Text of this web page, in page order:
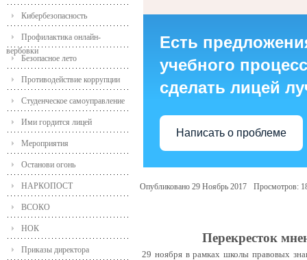
Кибербезопасность
Профилактика онлайн-
вербовки
Безопасное лето
Противодействие коррупции
Студенческое самоуправление
Ими гордится лицей
Мероприятия
Останови огонь
НАРКОПОСТ
ВСОКО
НОК
Приказы директора
Есть
учебного
сделать лицей
Написать о проблеме
Опубликовано 29 Ноябрь 2017 Просмотров:
Перекресток
29 ноября в рамках школы правовых